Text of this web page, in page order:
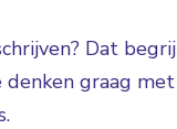
Dat
graag